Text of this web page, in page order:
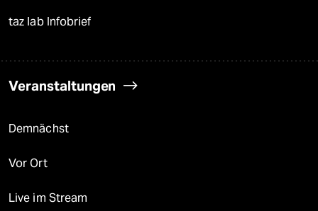
taz lab Infobrief
Veranstaltungen
Demnächst
Vor Ort
Live im Stream